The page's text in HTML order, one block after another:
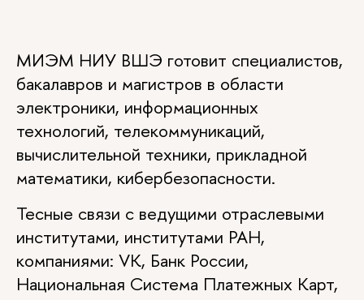
МИЭМ НИУ ВШЭ готовит специалистов,
бакалавров и магистров в области
электроники, информационных
технологий, телекоммуникаций,
вычислительной техники, прикладной
математики, кибербезопасности.
Тесные связи с ведущими отраслевыми
институтами, институтами РАН,
компаниями: VK, Банк России,
Национальная Система Платежных Карт,